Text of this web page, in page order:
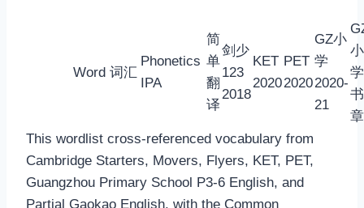
Word 词汇
Phonetics
IPA
简
单
翻
译
剑少
123
2018
KET
2020
PET
2020
GZ小
学
2020-
21
小
学
书
章
This wordlist cross-referenced vocabulary from
Cambridge Starters, Movers, Flyers, KET, PET,
Guangzhou Primary School P3-6 English, and
Partial Gaokao English, with the Common